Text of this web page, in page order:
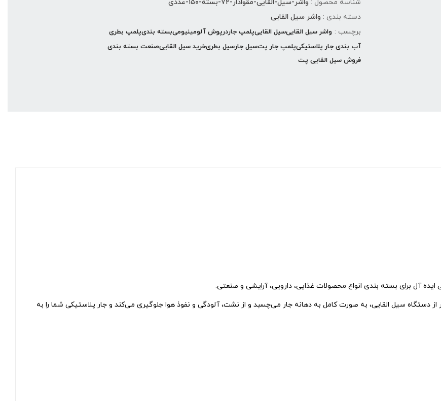
شناسه محصول : واشر-سیل-القایی-مقوادار-۷۲-بسته-۱۵۰-عددی
دسته بندی : واشر سیل القایی
برچسب : واشر سیل القاییسیل القاییپلمپ جاردرپوش آلومینیومیبسته بندیپلمپ بطری
آب بندی جار پلاستیکیپلمپ جار پتسیل جارسیل بطریخرید سیل القاییصنعت بسته بندی
فروش سیل القایی پت
از دستگاه سیل القایی، به‌ صورت کامل به دهانه جار می‌چسبد و از نشت، آلودگی و نفوذ هوا جلوگیری می‌کند و جار پلاستیکی شما را به